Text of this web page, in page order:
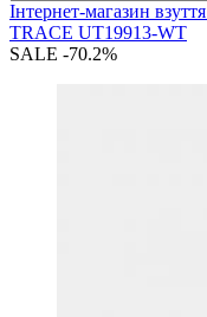
Інтернет-магазин взуття
TRACE UT19913-WT
SALE -70.2%